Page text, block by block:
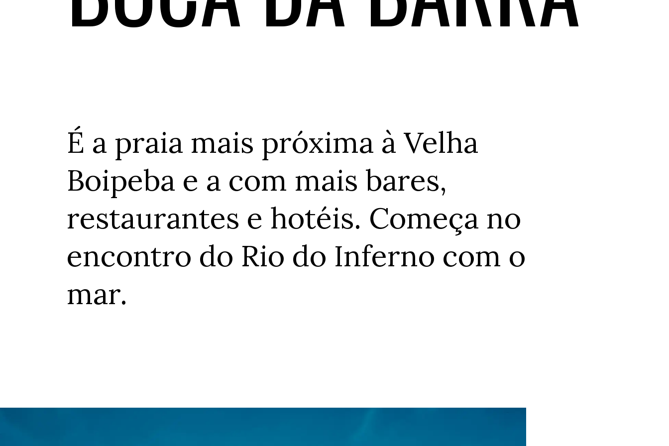
É a praia mais próxima à Velha
Boipeba e a com mais bares,
restaurantes e hotéis. Começa no
encontro do Rio do Inferno com o
mar.